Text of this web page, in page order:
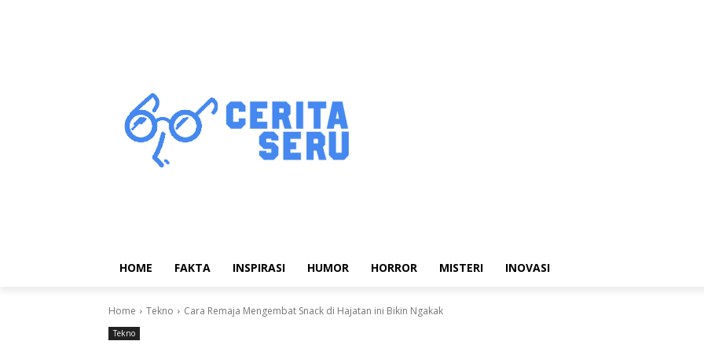
HOME FAKTA INSPIRASI HUMOR HORROR MISTERI INOVASI
Home Tekno Cara Remaja Mengembat Snack di Hajatan ini Bikin Ngakak
Tekno